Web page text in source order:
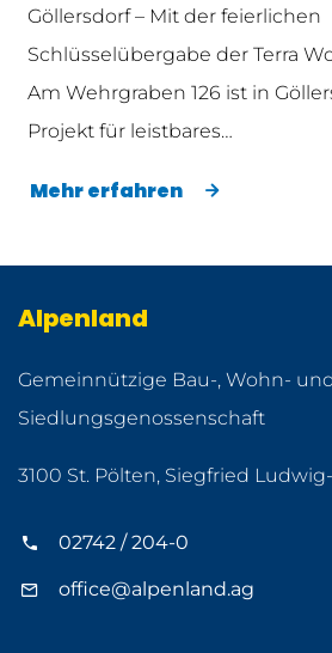
Göllersdorf – Mit der feierlichen
Schlüsselübergabe der Terra
Am Wehrgraben 126 ist in
Projekt für leistbares…
Mehr erfahren
Alpenland
Gemeinnützige Bau-, Wohn- und
Siedlungsgenossenschaft
3100 St. Pölten, Siegfried Ludwig-
02742 / 204-0
office@alpenland.ag